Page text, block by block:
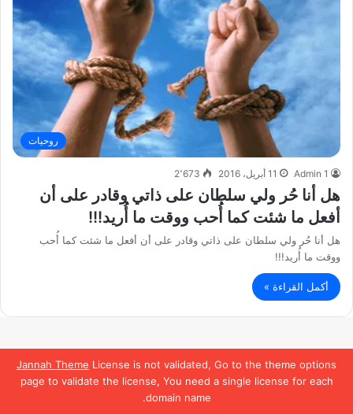
Jannah Theme License is not validated, Go to the theme options
page to validate the license, You need a single license for each
domain name.
روحيات
Admin 1 11 أبريل، 2016 2٬673
هل أنا حُر ولي سلطان على ذاتي وقادر على أن
أفعل ما شئت كما أُحب ووقت ما أُريد!!!
هل أنا حُر ولي سلطان على ذاتي وقادر على أن أفعل ما شئت كما أُحب
ووقت ما أُريد!!!
أكمل القراءة »